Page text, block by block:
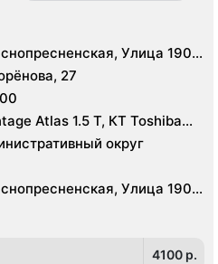
Улица 1905
27
Atlas 1.5 Т, КТ Toshiba
округ
Улица 1905
4100 p.